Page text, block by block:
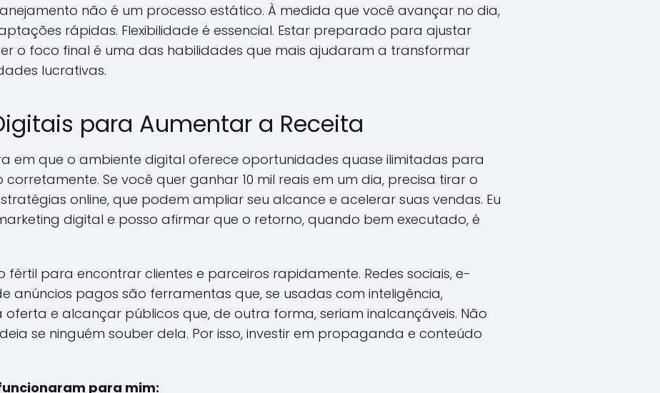
não é um processo estático. À medida que você avançar no dia,
rápidas. Flexibilidade é essencial. Estar preparado para ajustar
o foco final é uma das habilidades que mais ajudaram a transformar
lucrativas.
para Aumentar a Receita
em que o ambiente digital oferece oportunidades quase ilimitadas para
Se você quer ganhar 10 mil reais em um dia, precisa tirar o
online, que podem ampliar seu alcance e acelerar suas vendas. Eu
digital e posso afirmar que o retorno, quando bem executado, é
fértil para encontrar clientes e parceiros rapidamente. Redes sociais, e-
anúncios pagos são ferramentas que, se usadas com inteligência,
e alcançar públicos que, de outra forma, seriam inalcançáveis. Não
se ninguém souber dela. Por isso, investir em propaganda e conteúdo
para mim: